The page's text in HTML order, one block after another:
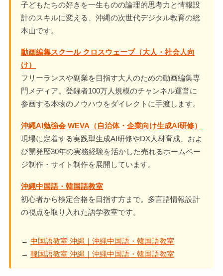
子どもたちの好きを一生ものの論理的思考力と情報設
計のスキルに変える、沖縄の次世代デジタル教育の総
本山です。
動画編集スクール クロスウェーブ（大人・社会人向
け）
フリーランスや副業を目指す大人のための動画編集専
門メディア。登録者100万人規模のチャンネル運営に
参画する本物のノウハウをダイレクトに手渡します。
沖縄AI勉強会 WEVA（自治体・企業向け生成AI研修）
現場に定着する実践型生成AI研修やDX人材育成、およ
び開発歴30年の実務経験を活かした売れるホームペー
ジ制作・サイト制作を展開しています。
沖縄中国語・韓国語教室
初心者から検定合格を目指す方まで。多言語情報設計
の視点を取り入れた語学教室です。
→ 中国語教室 沖縄｜沖縄中国語・韓国語教室
→ 韓国語教室 沖縄｜沖縄中国語・韓国語教室